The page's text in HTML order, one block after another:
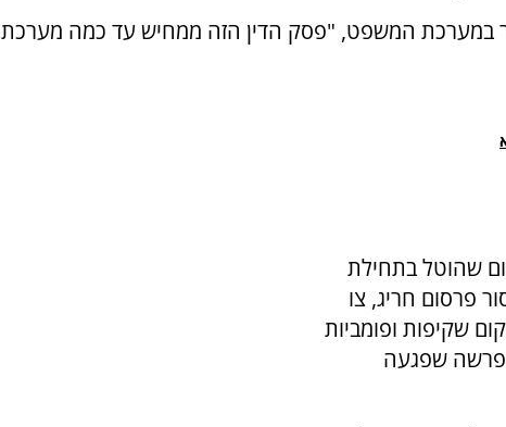
במערכת המשפט, "פסק הדין הזה ממחיש עד כמה מערכת
שהוטל בתחילת
פרסום חריג, צו
שקיפות ופומביות
שפגעה